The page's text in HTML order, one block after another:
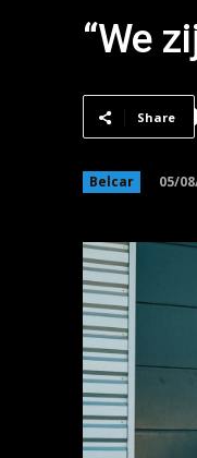
“We
Share
Belcar 05/